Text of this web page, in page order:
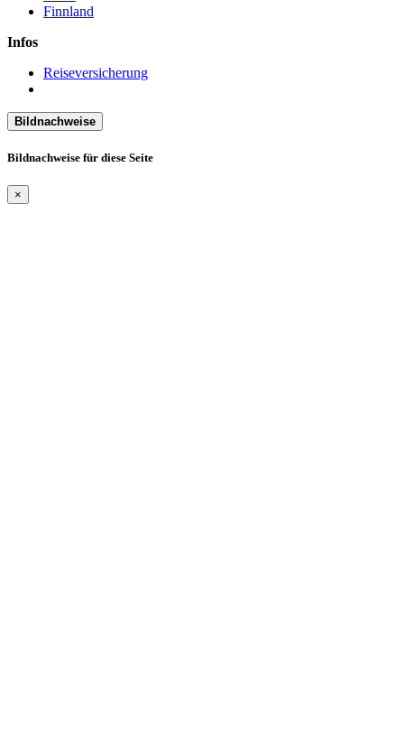
Finnland
Infos
Reiseversicherung
Bildnachweise
Bildnachweise für diese Seite
×